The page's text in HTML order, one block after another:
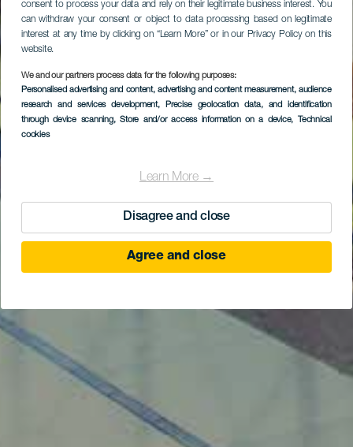
consent to process your data and rely on their legitimate business interest. You
can withdraw your consent or object to data processing based on legitimate
interest at any time by clicking on “Learn More” or in our Privacy Policy on this
website.
We and our partners process data for the following purposes:
Personalised advertising and content, advertising and content measurement, audience
research and services development, Precise geolocation data, and identification
through device scanning, Store and/or access information on a device, Technical
cookies
Learn More →
Disagree and close
Agree and close